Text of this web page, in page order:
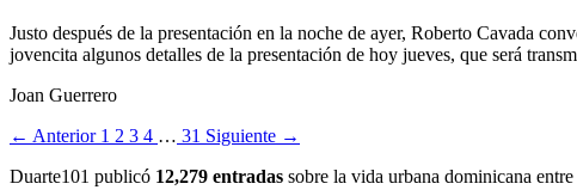
Justo después de la presentación en la noche de ayer, Roberto Cavada
jovencita algunos detalles de la presentación de hoy jueves, que será
Joan Guerrero
← Anterior 1 2 3 4 … 31 Siguiente →
Duarte101 publicó 12,279 entradas sobre la vida urbana dominicana